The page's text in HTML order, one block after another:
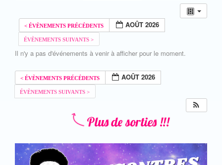
AOÛT 2026
Il n'y a pas d'événements à venir à afficher pour le moment.
AOÛT 2026